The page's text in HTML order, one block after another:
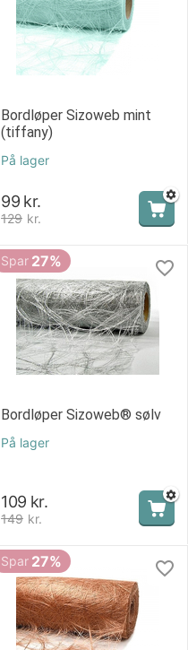
Bordløper Sizoweb mint
(tiffany)
På lager
129 kr.
99 kr.
Spar 27%
Bordløper Sizoweb® sølv
På lager
149 kr.
109 kr.
Spar 27%